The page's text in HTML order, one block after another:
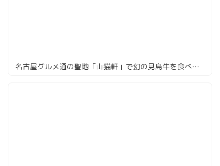
名古屋グルメ通の聖地「山猫軒」で幻の見島牛を食べてきた